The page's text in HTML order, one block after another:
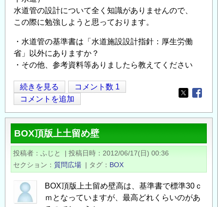
水道管の設計について全く知識がありませんので、
この際に勉強しようと思っております。
・水道管の基準書は「水道施設設計指針：厚生労働
省」以外にありますか？
・その他、参考資料等ありましたら教えてください
水
道
管
の
基
準
に
つ
い
続きを見る
コメント数 1
コメントを追加
Opens in
BOX頂版上土留め壁
投稿者 ふじと | 投稿日時
2012/06/17(日) 00:36
セクション
質問広場 | タグ BOX
BOX頂版上土留め壁高は、基準書で標準30ｃ
ｍとなっていますが、最高どれくらいのがあ